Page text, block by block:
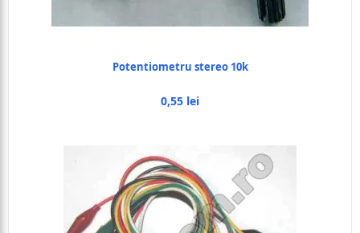
Potentiometru stereo 10k
0,55 lei